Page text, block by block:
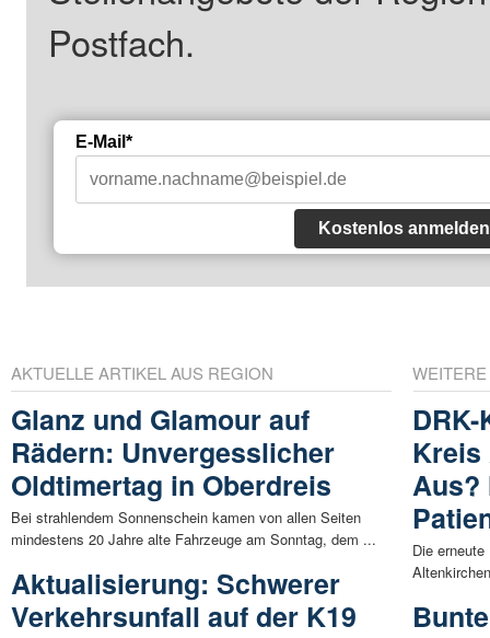
Postfach.
E-Mail*
Kostenlos anmelden
AKTUELLE ARTIKEL AUS REGION
Glanz und Glamour auf
Rädern: Unvergesslicher
Oldtimertag in Oberdreis
Bei strahlendem Sonnenschein kamen von allen Seiten
mindestens 20 Jahre alte Fahrzeuge am Sonntag, dem ...
Aktualisierung: Schwerer
Verkehrsunfall auf der K19
Kreis
Aus?
Die